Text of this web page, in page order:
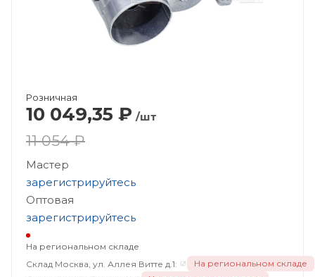
Розничная
10 049,35 ₽ /шт
11 054 ₽
Мастер
зарегистрируйтесь
Оптовая
зарегистрируйтесь
На региональном складе
Склад Москва, ул. Аллея Витте д.1:
На региональном складе